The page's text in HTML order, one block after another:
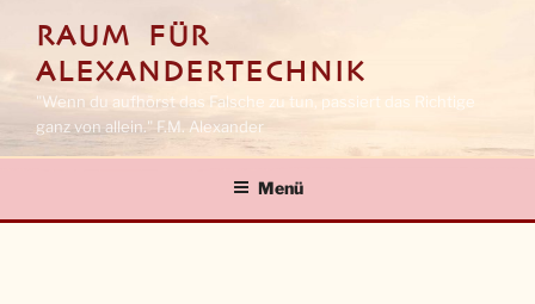
Inhalt
springen
RAUM FÜR
ALEXANDERTECHNIK
"Wenn du aufhörst das Falsche zu tun, passiert das Richtige
ganz von allein." F.M. Alexander
Menü